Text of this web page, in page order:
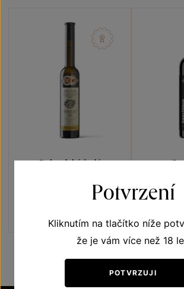
Rulandské šedé
výběr z cibéb 2018
460 Kč
Potvrzení
Kliknutím na tlačítko níže
že je vám více než 18
POTVRZUJI